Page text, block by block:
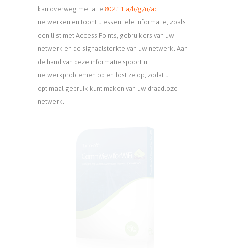
kan overweg met alle 802.11 a/b/g/n/ac
netwerken en toont u essentiële informatie, zoals
een lijst met Access Points, gebruikers van uw
netwerk en de signaalsterkte van uw netwerk. Aan
de hand van deze informatie spoort u
netwerkproblemen op en lost ze op, zodat u
optimaal gebruik kunt maken van uw draadloze
netwerk.